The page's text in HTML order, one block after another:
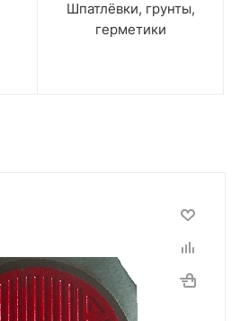
Шпатлёвки, грунты,
герметики